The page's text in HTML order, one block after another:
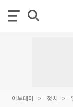
이투데이 정치